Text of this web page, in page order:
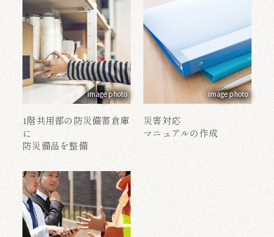
image photo
1階共用部の防災備蓄倉庫
に
防災備品を整備
image photo
災害対応
マニュアルの作成